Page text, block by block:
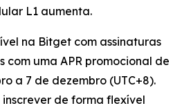
L1 aumenta.
na Bitget com assinaturas
com uma APR promocional de
a 7 de dezembro (UTC+8).
inscrever de forma flexível